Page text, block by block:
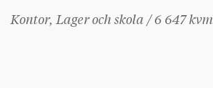
Kontor, Lager och skola / 6 647 kvm